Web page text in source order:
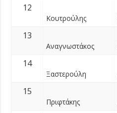
12
Κουτρούλης
13
Αναγνωστάκος
14
Ξαστερούλη
15
Πριφτάκης